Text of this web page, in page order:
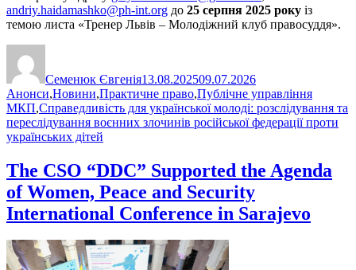
andriy.haidamashko@ph-int.org до 25 серпня 2025 року із
темою листа «Тренер Львів – Молодіжний клуб правосуддя».
Семенюк Євгенія13.08.202509.07.2026
Анонси,Новини,Практичне право,Публічне управління
МКП,Справедливість для української молоді: розслідування та
переслідування воєнних злочинів російської федерації проти
українських дітей
The CSO “DDC” Supported the Agenda
of Women, Peace and Security
International Conference in Sarajevo